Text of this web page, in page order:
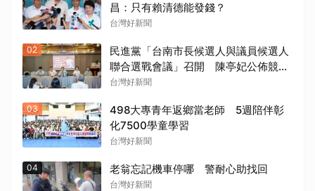
昌：只有賴清德能發錢？
台灣好新聞
02
民進黨「台南市長候選人與議員候選人
聯合選戰會議」召開 陳亭妃公佈競總
組織架構
台灣好新聞
03
498大專青年返鄉當老師 5週陪伴彰
化7500學童學習
台灣好新聞
04 老翁忘記機車停哪 警耐心助找回
台灣好新聞